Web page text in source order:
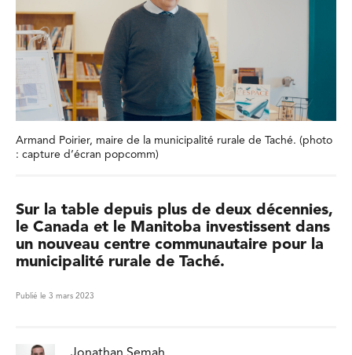
Armand Poirier, maire de la municipalité rurale de Taché. (photo
: capture d’écran popcomm)
Sur la table depuis plus de deux décennies,
le Canada et le Manitoba investissent dans
un nouveau centre communautaire pour la
municipalité rurale de Taché.
Publié le 3 mars 2023